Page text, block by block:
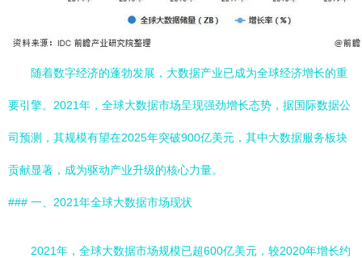
随着数字经济的蓬勃发展，大数据产业已成为全球经济增长的重
要引擎。2021年，全球大数据市场呈现强劲增长态势，据国际数据公
司预测，其规模有望在2025年突破900亿美元，其中大数据服务板块
贡献显著，成为驱动产业升级的核心力量。
### 一、2021年全球大数据市场现状
2021年，全球大数据市场规模已超600亿美元，较2020年增长约